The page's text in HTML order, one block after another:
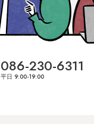
086-230-6311
平日 9:00-19:00